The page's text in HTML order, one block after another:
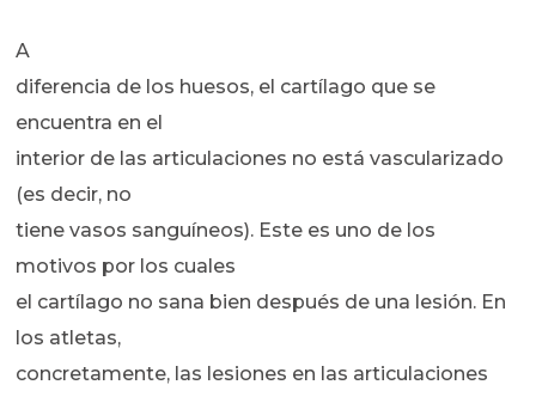
A
diferencia de los huesos, el cartílago que se
encuentra en el
interior de las articulaciones no está vascularizado
(es decir, no
tiene vasos sanguíneos). Este es uno de los
motivos por los cuales
el cartílago no sana bien después de una lesión. En
los atletas,
concretamente, las lesiones en las articulaciones